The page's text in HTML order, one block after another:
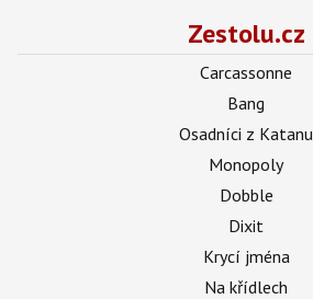
Zestolu.cz
Carcassonne
Bang
Osadníci z Katanu
Monopoly
Dobble
Dixit
Krycí jména
Na křídlech